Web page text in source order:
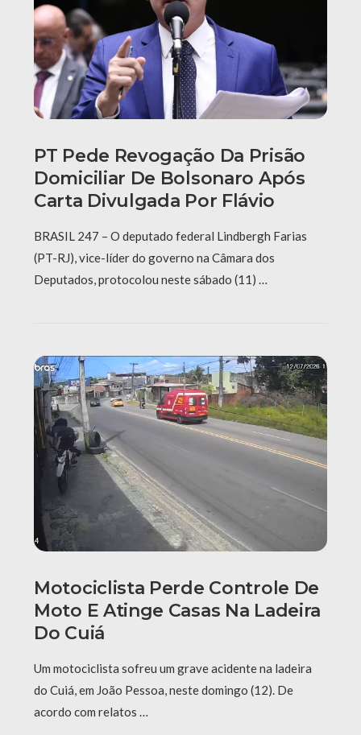
PT Pede Revogação Da Prisão
Domiciliar De Bolsonaro Após
Carta Divulgada Por Flávio
BRASIL 247 – O deputado federal Lindbergh Farias
(PT-RJ), vice-líder do governo na Câmara dos
Deputados, protocolou neste sábado (11) …
Motociclista Perde Controle De
Moto E Atinge Casas Na Ladeira
Do Cuiá
Um motociclista sofreu um grave acidente na ladeira
do Cuiá, em João Pessoa, neste domingo (12). De
acordo com relatos …